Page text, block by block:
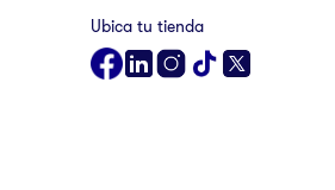
Ubica tu tienda